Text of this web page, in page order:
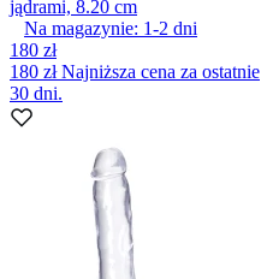
jądrami, 8.20 cm
Na magazynie: 1-2 dni
180 zł
180 złNajniższa cena za ostatnie
30 dni.